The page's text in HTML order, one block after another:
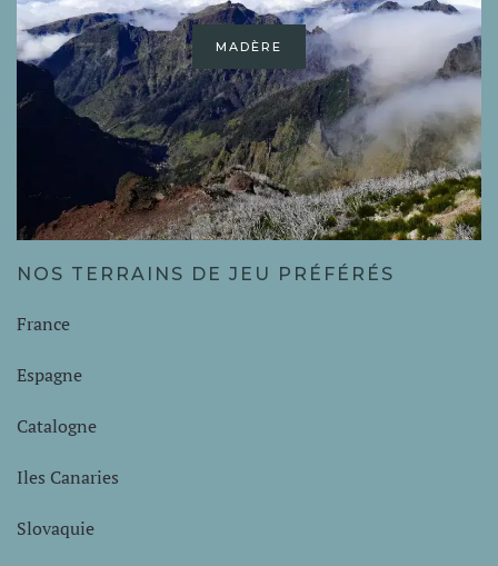
MADÈRE
NOS TERRAINS DE JEU PRÉFÉRÉS
France
Espagne
Catalogne
Iles Canaries
Slovaquie